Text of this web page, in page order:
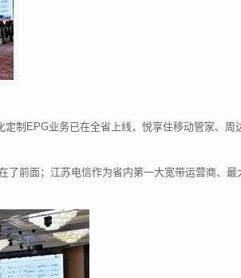
制EPG业务已在全省上线，悦享住移动管家、
前面；江苏电信作为省内第一大宽带运营商、